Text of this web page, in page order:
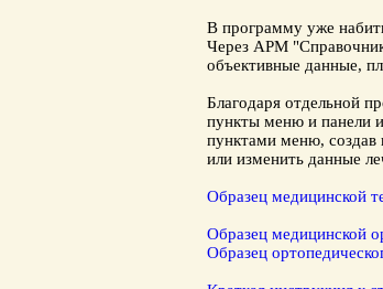
В программу уже
Через АРМ
объективные данные,
Благодаря отдельной
пункты меню и панели
пунктами меню,
или изменить данные
Образец медицинской
Образец медицинской
Образец